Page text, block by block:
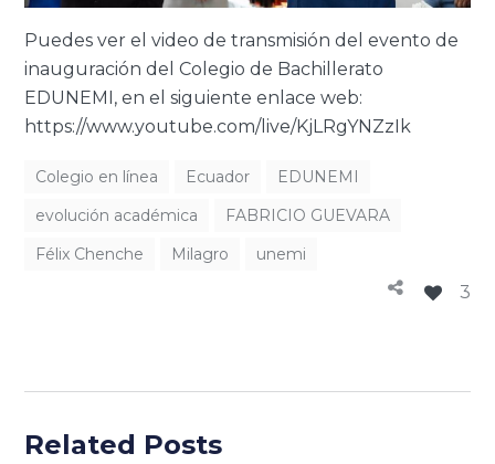
Puedes ver el video de transmisión del evento de
inauguración del Colegio de Bachillerato
EDUNEMI, en el siguiente enlace web:
https://www.youtube.com/live/KjLRgYNZzIk
Colegio en línea Ecuador
EDUNEMI
evolución académica
FABRICIO GUEVARA
Félix Chenche
Milagro unemi
3
Related Posts